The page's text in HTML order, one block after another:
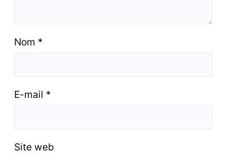
Nom *
E-mail *
Site web